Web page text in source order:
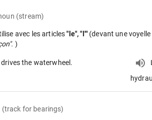
(stream)
avec les articles"le", "l'" (devant une
)
the waterwheel.
(track for bearings)